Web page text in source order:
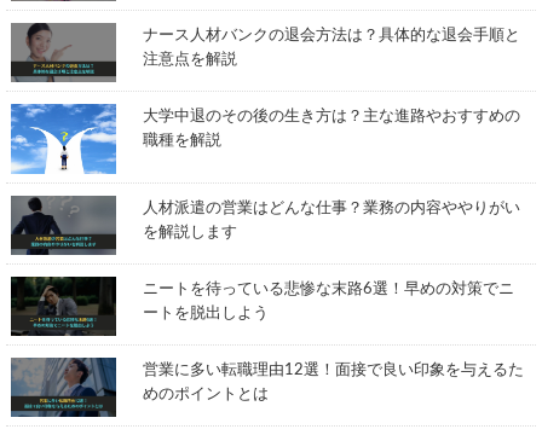
ナース人材バンクの退会方法は？具体的な退会手順と
注意点を解説
大学中退のその後の生き方は？主な進路やおすすめの
職種を解説
人材派遣の営業はどんな仕事？業務の内容ややりがい
を解説します
ニートを待っている悲惨な末路6選！早めの対策でニ
ートを脱出しよう
営業に多い転職理由12選！面接で良い印象を与えるた
めのポイントとは